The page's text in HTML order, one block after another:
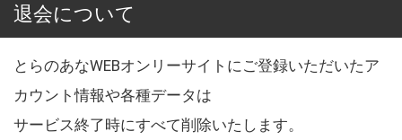
退会について
とらのあなWEBオンリーサイトにご登録いただいたア
カウント情報や各種データは
サービス終了時にすべて削除いたします。